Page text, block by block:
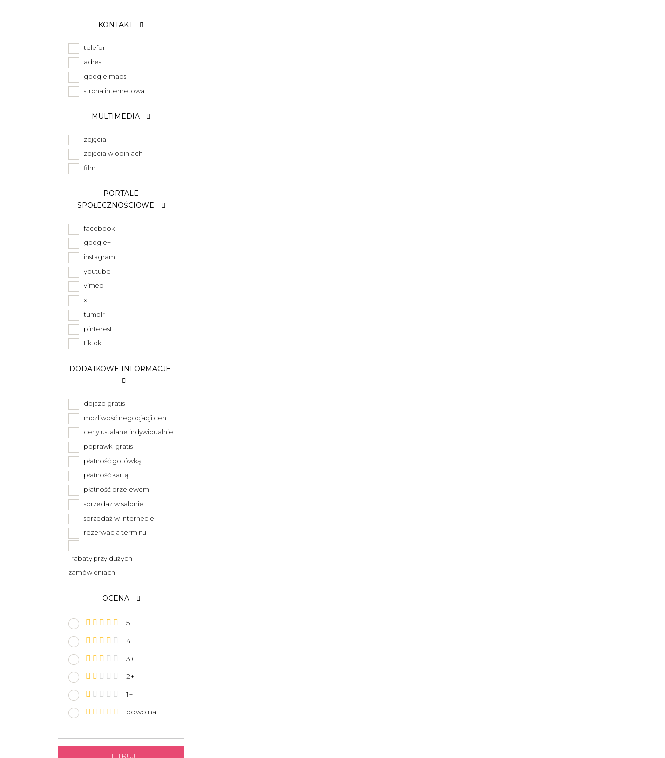
KONTAKT
telefon
adres
google maps
strona internetowa
MULTIMEDIA
zdjęcia
zdjęcia w opiniach
film
PORTALE
SPOŁECZNOŚCIOWE
facebook
google+
instagram
youtube
vimeo
x
tumblr
pinterest
tiktok
DODATKOWE INFORMACJE
dojazd gratis
możliwość negocjacji cen
ceny ustalane indywidualnie
poprawki gratis
płatność gotówką
płatność kartą
płatność przelewem
sprzedaż w salonie
sprzedaż w internecie
rezerwacja terminu
rabaty przy dużych
zamówieniach
OCENA
5
4+
3+
2+
1+
dowolna
FILTRUJ